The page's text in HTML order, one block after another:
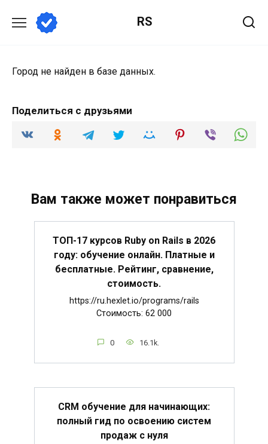
содержанию
RS
Город не найден в базе данных.
Поделиться с друзьями
Вам также может понравиться
ТОП-17 курсов Ruby on Rails в 2026
году: обучение онлайн. Платные и
бесплатные. Рейтинг, сравнение,
стоимость.
https://ru.hexlet.io/programs/rails
Стоимость: 62 000
0 16.1k.
CRM обучение для начинающих:
полный гид по освоению систем
продаж с нуля